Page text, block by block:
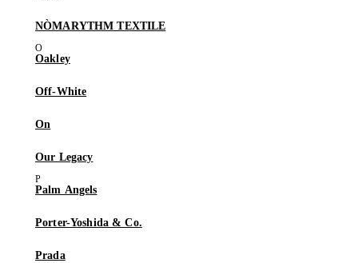
NÒMARYTHM TEXTILE
Oakley
Off-White
On
Our Legacy
Palm Angels
Porter-Yoshida & Co.
Prada